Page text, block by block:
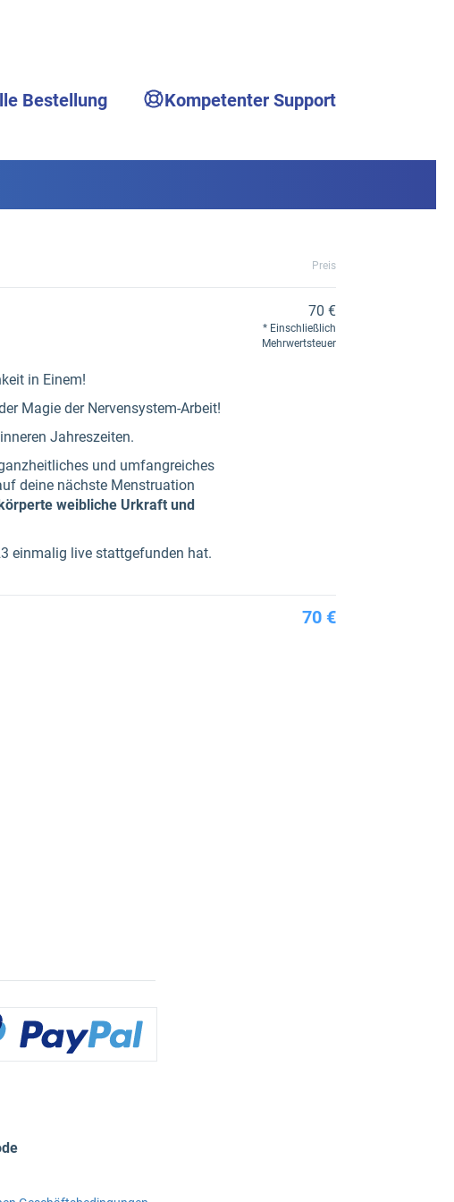
Bestellung Kompetenter Support
Preis
in Einem!
Magie der Nervensystem-Arbeit!
Jahreszeiten.
und umfangreiches
deine nächste Menstruation
weibliche Urkraft und
einmalig live stattgefunden hat.
70 €
Einschließlich
Mehrwertsteuer
70 €